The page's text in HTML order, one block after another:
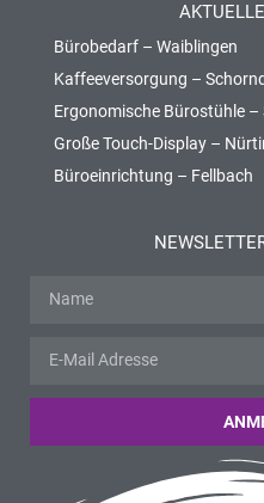
Bürobedarf – Waiblingen
Kaffeeversorgung –
Ergonomische Bürostühle
Große Touch-Display –
Büroeinrichtung – Fellbach